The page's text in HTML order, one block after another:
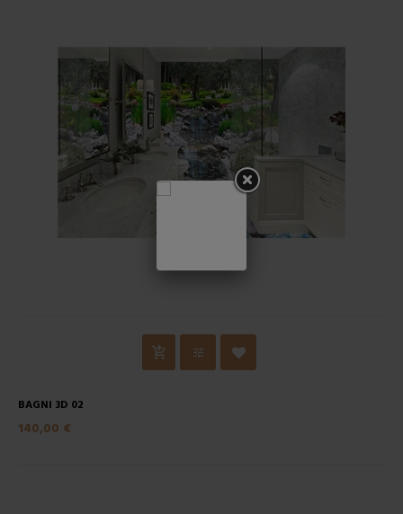
BAGNI 3D 02
140,00 €